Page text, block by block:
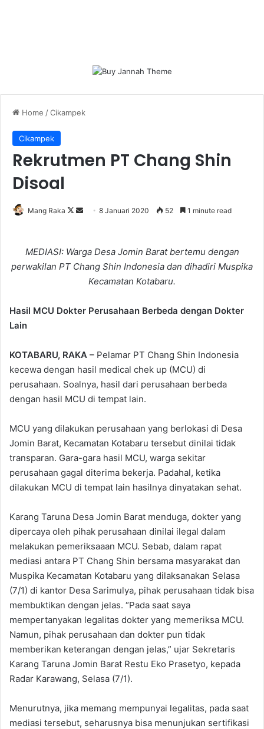
Home /Cikampek
Cikampek
Rekrutmen PT Chang Shin
Disoal
Mang Raka
Follow
Send8 Januari 2020 52 1 minute read
MEDIASI: Warga Desa Jomin Barat bertemu dengan
perwakilan PT Chang Shin Indonesia dan dihadiri Muspika
Kecamatan Kotabaru.
Hasil MCU Dokter Perusahaan Berbeda dengan Dokter
Lain
KOTABARU, RAKA – Pelamar PT Chang Shin Indonesia
kecewa dengan hasil medical chek up (MCU) di
perusahaan. Soalnya, hasil dari perusahaan berbeda
dengan hasil MCU di tempat lain.
MCU yang dilakukan perusahaan yang berlokasi di Desa
Jomin Barat, Kecamatan Kotabaru tersebut dinilai tidak
transparan. Gara-gara hasil MCU, warga sekitar
perusahaan gagal diterima bekerja. Padahal, ketika
dilakukan MCU di tempat lain hasilnya dinyatakan sehat.
Karang Taruna Desa Jomin Barat menduga, dokter yang
dipercaya oleh pihak perusahaan dinilai ilegal dalam
melakukan pemeriksaaan MCU. Sebab, dalam rapat
mediasi antara PT Chang Shin bersama masyarakat dan
Muspika Kecamatan Kotabaru yang dilaksanakan Selasa
(7/1) di kantor Desa Sarimulya, pihak perusahaan tidak bisa
membuktikan dengan jelas. “Pada saat saya
mempertanyakan legalitas dokter yang memeriksa MCU.
Namun, pihak perusahaan dan dokter pun tidak
memberikan keterangan dengan jelas,” ujar Sekretaris
Karang Taruna Jomin Barat Restu Eko Prasetyo, kepada
Radar Karawang, Selasa (7/1).
Menurutnya, jika memang mempunyai legalitas, pada saat
mediasi tersebut, seharusnya bisa menunjukan sertifikasi